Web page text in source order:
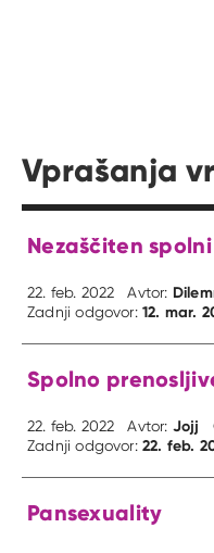
Vprašanja
Nezaščiten
22. feb. 2022 Avtor:
Zadnji odgovor:12. mar.
Spolno
22. feb. 2022 Avtor: Jojj
Zadnji odgovor:22. feb.
Pansexuality